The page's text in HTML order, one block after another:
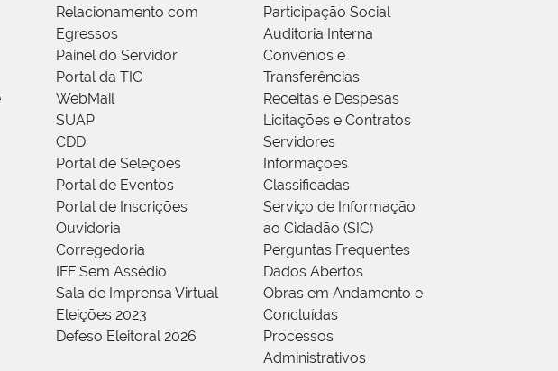
Relacionamento com
Egressos
Painel do Servidor
Portal da TIC
WebMail
SUAP
CDD
Portal de Seleções
Portal de Eventos
Portal de Inscrições
Ouvidoria
Corregedoria
IFF Sem Assédio
Sala de Imprensa Virtual
Eleições 2023
Defeso Eleitoral 2026
Participação Social
Auditoria Interna
Convênios e
Transferências
Receitas e Despesas
Licitações e Contratos
Servidores
Informações
Classificadas
Serviço de Informação
ao Cidadão (SIC)
Perguntas Frequentes
Dados Abertos
Obras em Andamento e
Concluídas
Processos
Administrativos